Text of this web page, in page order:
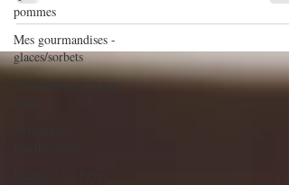
pommes
Mes gourmandises -
glaces/sorbets
Batchcooking en pas
Mariote. Recette compatible WW.